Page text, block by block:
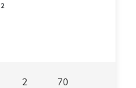
2
70